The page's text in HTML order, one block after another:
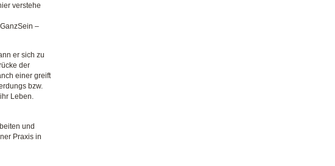
verstehe
–
er sich zu
der
einer greift
bzw.
Leben.
und
Praxis in